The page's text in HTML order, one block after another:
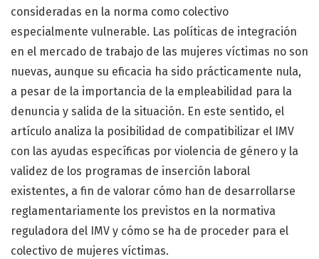
consideradas en la norma como colectivo
especialmente vulnerable. Las políticas de integración
en el mercado de trabajo de las mujeres víctimas no son
nuevas, aunque su eficacia ha sido prácticamente nula,
a pesar de la importancia de la empleabilidad para la
denuncia y salida de la situación. En este sentido, el
artículo analiza la posibilidad de compatibilizar el IMV
con las ayudas específicas por violencia de género y la
validez de los programas de inserción laboral
existentes, a fin de valorar cómo han de desarrollarse
reglamentariamente los previstos en la normativa
reguladora del IMV y cómo se ha de proceder para el
colectivo de mujeres víctimas.